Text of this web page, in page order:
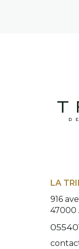
LA
916
47000